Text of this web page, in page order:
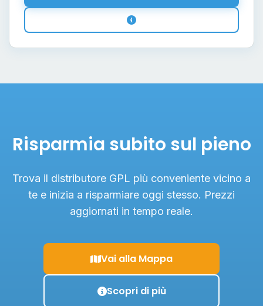
Risparmia subito sul pieno
Trova il distributore GPL più conveniente vicino a
te e inizia a risparmiare oggi stesso. Prezzi
aggiornati in tempo reale.
Vai alla Mappa
Scopri di più